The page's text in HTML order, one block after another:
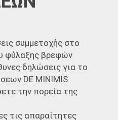
συμμετοχής στο
φύλαξης βρεφών
δηλώσεις για το
DE MINIMIS
την πορεία της
τις απαραίτητες